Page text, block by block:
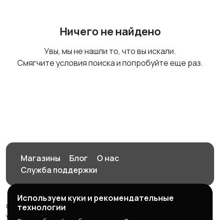
Ничего не найдено
Увы, мы не нашли то, что вы искали.
Смягчите условия поиска и попробуйте еще раз.
Магазины Блог
О нас
Служба поддержки
© 2026 Орен-АЙ - Авто | Недвижимость | Работа |
Используем куки и рекомендательные
технологии